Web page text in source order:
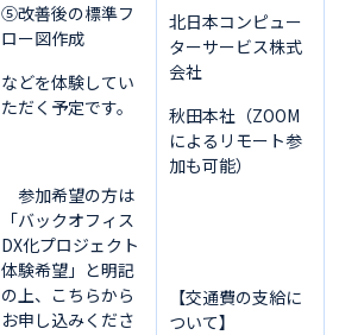
⑤改善後の標準フ
ロー図作成
などを体験してい
ただく予定です。
参加希望の方は
「バックオフィス
DX化プロジェクト
体験希望」と明記
の上、こちらから
お申し込みくださ
北日本コンピュー
ターサービス株式
会社
秋田本社（ZOOM
によるリモート参
加も可能）
【交通費の支給に
ついて】